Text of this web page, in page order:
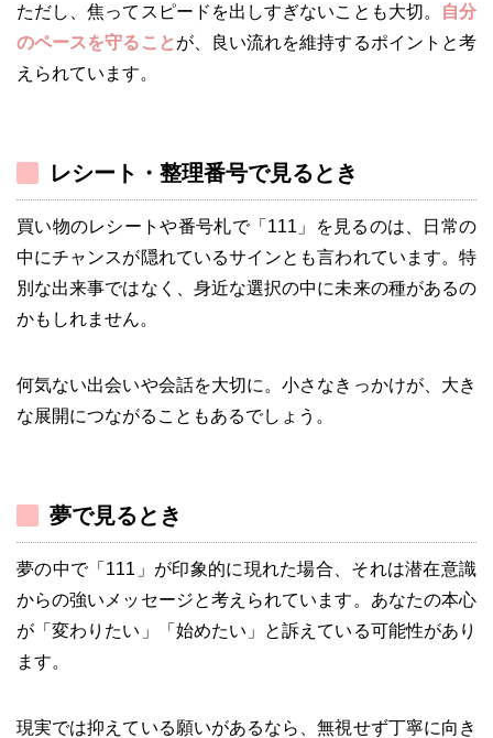
ただし、焦ってスピードを出しすぎないことも大切。
自分
のペースを守ること が、良い流れを維持するポイントと考
えられています。
レシート・整理番号で見るとき
買い物のレシートや番号札で「111」を見るのは、日常の
中にチャンスが隠れているサインとも言われています。特
別な出来事ではなく、身近な選択の中に未来の種があるの
かもしれません。
何気ない出会いや会話を大切に。小さなきっかけが、大き
な展開につながることもあるでしょう。
夢で見るとき
夢の中で「111」が印象的に現れた場合、それは潜在意識
からの強いメッセージと考えられています。あなたの本心
が「変わりたい」「始めたい」と訴えている可能性があり
ます。
現実では抑えている願いがあるなら、無視せず丁寧に向き